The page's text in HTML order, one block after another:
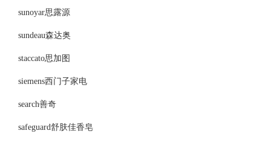
sunoyar思露源
sundeau森达奥
staccato思加图
siemens西门子家电
search善奇
safeguard舒肤佳香皂